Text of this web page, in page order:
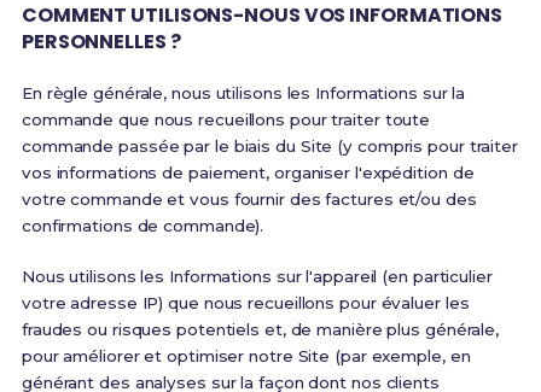
COMMENT UTILISONS-NOUS VOS INFORMATIONS
PERSONNELLES ?
En règle générale, nous utilisons les Informations sur la
commande que nous recueillons pour traiter toute
commande passée par le biais du Site (y compris pour traiter
vos informations de paiement, organiser l'expédition de
votre commande et vous fournir des factures et/ou des
confirmations de commande).
Nous utilisons les Informations sur l'appareil (en particulier
votre adresse IP) que nous recueillons pour évaluer les
fraudes ou risques potentiels et, de manière plus générale,
pour améliorer et optimiser notre Site (par exemple, en
générant des analyses sur la façon dont nos clients